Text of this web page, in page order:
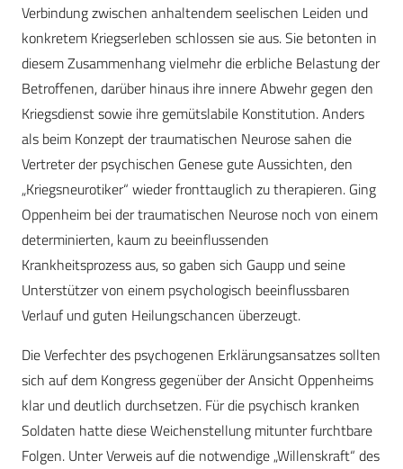
Verbindung zwischen anhaltendem seelischen Leiden und
konkretem Kriegserleben schlossen sie aus. Sie betonten in
diesem Zusammenhang vielmehr die erbliche Belastung der
Betroffenen, darüber hinaus ihre innere Abwehr gegen den
Kriegsdienst sowie ihre gemütslabile Konstitution. Anders
als beim Konzept der traumatischen Neurose sahen die
Vertreter der psychischen Genese gute Aussichten, den
„Kriegsneurotiker“ wieder fronttauglich zu therapieren. Ging
Oppenheim bei der traumatischen Neurose noch von einem
determinierten, kaum zu beeinflussenden
Krankheitsprozess aus, so gaben sich Gaupp und seine
Unterstützer von einem psychologisch beeinflussbaren
Verlauf und guten Heilungschancen überzeugt.
Die Verfechter des psychogenen Erklärungsansatzes sollten
sich auf dem Kongress gegenüber der Ansicht Oppenheims
klar und deutlich durchsetzen. Für die psychisch kranken
Soldaten hatte diese Weichenstellung mitunter furchtbare
Folgen. Unter Verweis auf die notwendige „Willenskraft“ des